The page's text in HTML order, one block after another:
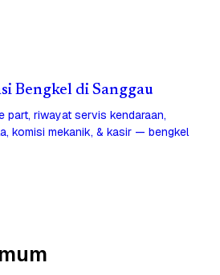
Bengkel di Sanggau
part, riwayat servis kendaraan,
komisi mekanik, & kasir — bengkel